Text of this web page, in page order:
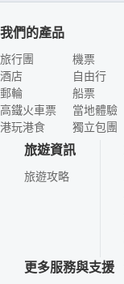
我們的產品
旅行團
酒店
郵輪
高鐵火車票
港玩港食
機票
自由行
船票
當地體驗
獨立包團
旅遊資訊
旅遊攻略
更多服務與支援